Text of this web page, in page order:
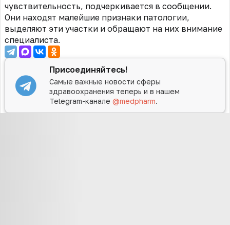
чувствительность, подчеркивается в сообщении.
Они находят малейшие признаки патологии,
выделяют эти участки и обращают на них внимание
специалиста.
Присоединяйтесь!
Самые важные новости сферы
здравоохранения теперь и в нашем
Telegram-канале@medpharm.